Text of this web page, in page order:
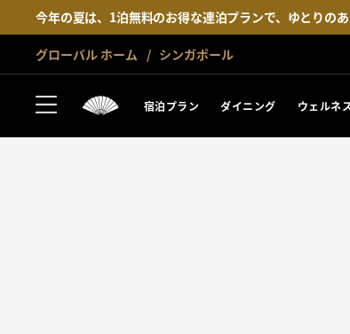
今年の夏は、1泊無料のお得な連泊プランで、ゆとりの
グローバル ホーム シンガポール
宿泊プラン ダイニング ウェルネ